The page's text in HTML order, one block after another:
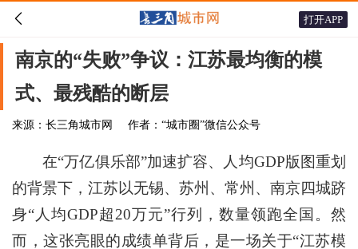
 打开APP
南京的“失败”争议：江苏最均衡的模
式、最残酷的断层
来源：长三角城市网 作者：“城市圈”微信公众号
在“万亿俱乐部”加速扩容、人均GDP版图重划
的背景下，江苏以无锡、苏州、常州、南京四城跻
身“人均GDP超20万元”行列，数量领跑全国。然
而，这张亮眼的成绩单背后，是一场关于“江苏模